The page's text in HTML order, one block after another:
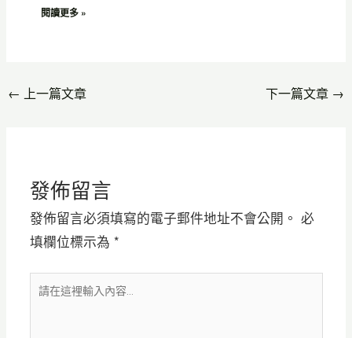
閱讀更多 »
← 上一篇文章 下一篇文章 →
發佈留言
發佈留言必須填寫的電子郵件地址不會公開。 必
填欄位標示為 *
在